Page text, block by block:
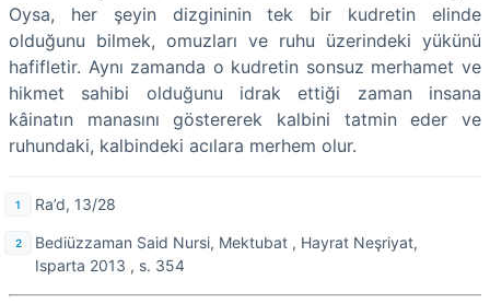
Oysa, her şeyin dizgininin tek bir kudretin elinde
olduğunu bilmek, omuzları ve ruhu üzerindeki yükünü
hafifletir. Aynı zamanda o kudretin sonsuz merhamet ve
hikmet sahibi olduğunu idrak ettiği zaman insana
kâinatın manasını göstererek kalbini tatmin eder ve
ruhundaki, kalbindeki acılara merhem olur.
Ra’d, 13/28
Bediüzzaman Said Nursi, Mektubat , Hayrat Neşriyat,
Isparta 2013 , s. 354